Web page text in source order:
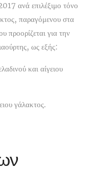
ανά επιλέξιμο τόνο
παραγόμενου στα
προορίζεται για την
ως εξής:
και αίγειου
γάλακτος.